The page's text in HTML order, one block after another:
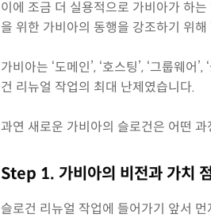
이에 조금 더 실용적으로 가비아가 하
을 위한 가비아의 동행을 강조하기 위
가비아는 ‘도메인’, ‘호스팅’, ‘그룹웨
건 리뉴얼 작업의 최대 난제였습니다.
과연 새로운 가비아의 슬로건은 어떤
Step 1. 가비아의 비전과 가치
슬로건 리뉴얼 작업에 들어가기 앞서